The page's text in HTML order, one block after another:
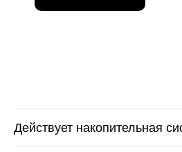
Действует накопительная